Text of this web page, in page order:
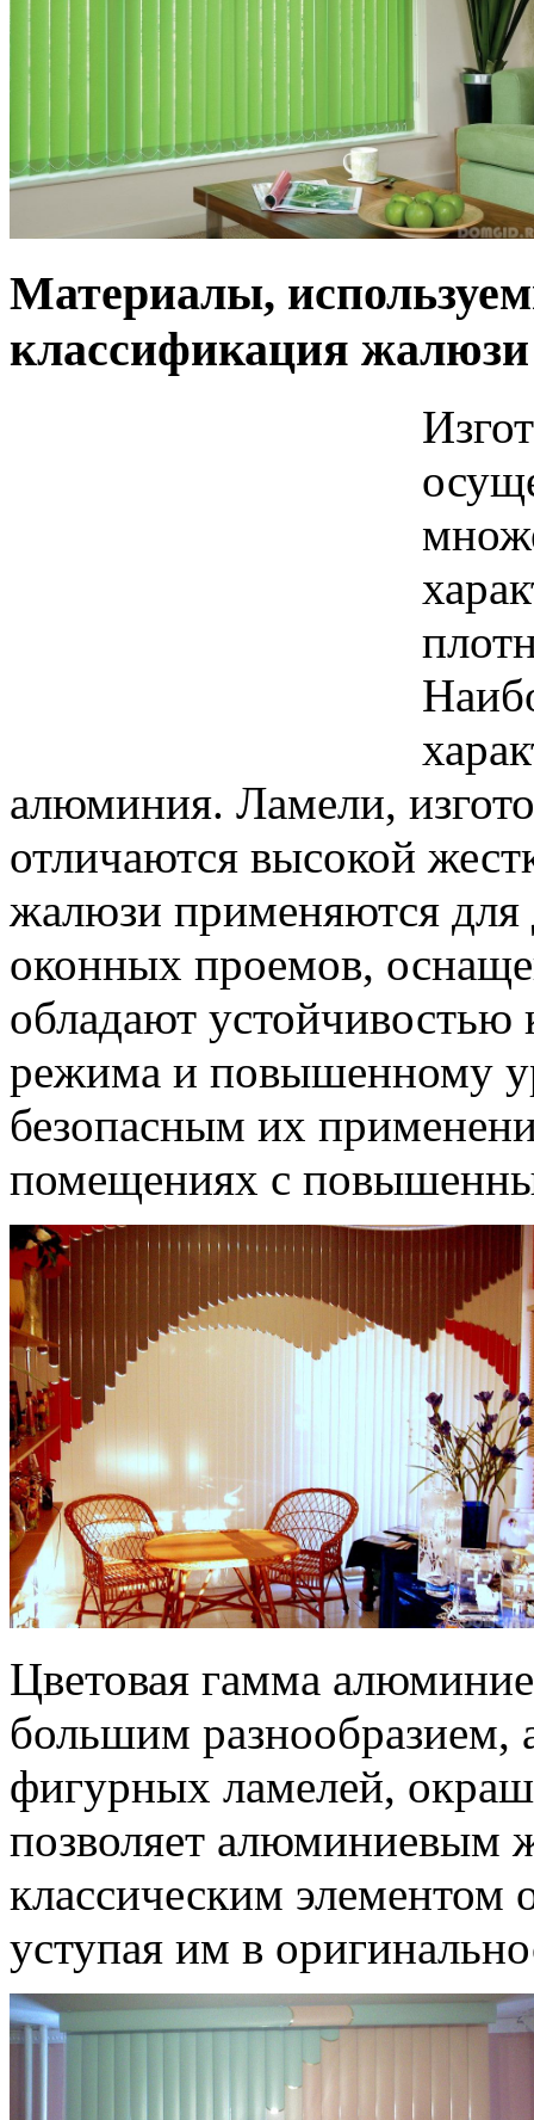
Материалы,
классификация
алюминия. Ламели,
отличаются высокой
жалюзи применяются
оконных проемов,
обладают устойчивостью
режима и повышенному
безопасным их
помещениях с
Цветовая гамма
большим разнообразием,
фигурных ламелей,
позволяет алюминиевым
классическим элементом
уступая им в